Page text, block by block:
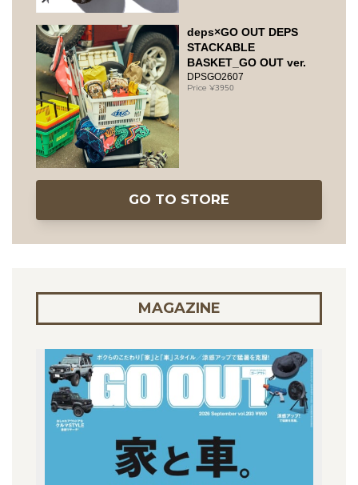
deps×GO OUT DEPS
STACKABLE
BASKET_GO OUT ver.
DPSGO2607
3950
GO TO STORE
MAGAZINE